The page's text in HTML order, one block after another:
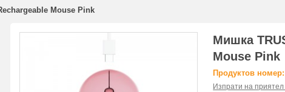
Mouse Pink
Мишка
Mouse Pink
Продуктов номер:
Изпрати на